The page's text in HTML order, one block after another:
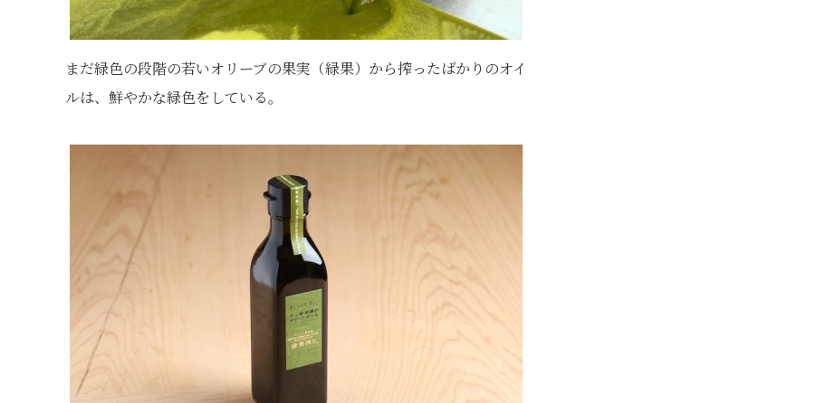
まだ緑色の段階の若いオリーブの果実（緑果）から搾ったばかりのオイ
ルは、鮮やかな緑色をしている。